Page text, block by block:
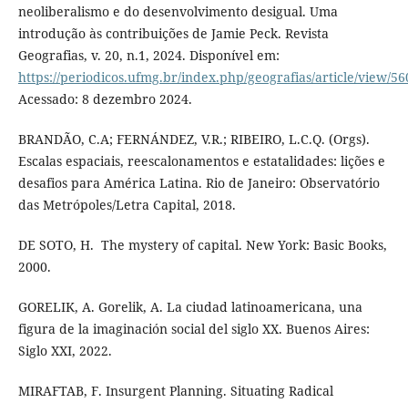
neoliberalismo e do desenvolvimento desigual. Uma
introdução às contribuições de Jamie Peck. Revista
Geografias, v. 20, n.1, 2024. Disponível em:
https://periodicos.ufmg.br/index.php/geografias/article/view/
Acessado: 8 dezembro 2024.
BRANDÃO, C.A; FERNÁNDEZ, V.R.; RIBEIRO, L.C.Q. (Orgs).
Escalas espaciais, reescalonamentos e estatalidades: lições e
desafios para América Latina. Rio de Janeiro: Observatório
das Metrópoles/Letra Capital, 2018.
DE SOTO, H. The mystery of capital. New York: Basic Books,
2000.
GORELIK, A. Gorelik, A. La ciudad latinoamericana, una
figura de la imaginación social del siglo XX. Buenos Aires:
Siglo XXI, 2022.
MIRAFTAB, F. Insurgent Planning. Situating Radical